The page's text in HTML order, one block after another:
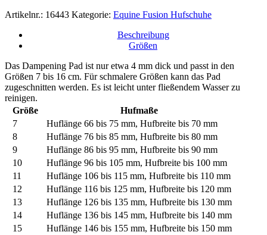
Artikelnr.: 16443 Kategorie: Equine Fusion Hufschuhe
Beschreibung
Größen
Das Dampening Pad ist nur etwa 4 mm dick und passt in den
Größen 7 bis 16 cm. Für schmalere Größen kann das Pad
zugeschnitten werden. Es ist leicht unter fließendem Wasser zu
reinigen.
Größe
Hufmaße
7
Huflänge 66 bis 75 mm, Hufbreite bis 70 mm
8
Huflänge 76 bis 85 mm, Hufbreite bis 80 mm
9
Huflänge 86 bis 95 mm, Hufbreite bis 90 mm
10
Huflänge 96 bis 105 mm, Hufbreite bis 100 mm
11
Huflänge 106 bis 115 mm, Hufbreite bis 110 mm
12
Huflänge 116 bis 125 mm, Hufbreite bis 120 mm
13
Huflänge 126 bis 135 mm, Hufbreite bis 130 mm
14
Huflänge 136 bis 145 mm, Hufbreite bis 140 mm
15
Huflänge 146 bis 155 mm, Hufbreite bis 150 mm